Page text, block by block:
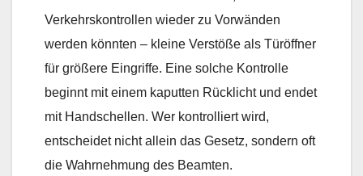
Verkehrskontrollen wieder zu Vorwänden
werden könnten – kleine Verstöße als Türöffner
für größere Eingriffe. Eine solche Kontrolle
beginnt mit einem kaputten Rücklicht und endet
mit Handschellen. Wer kontrolliert wird,
entscheidet nicht allein das Gesetz, sondern oft
die Wahrnehmung des Beamten.